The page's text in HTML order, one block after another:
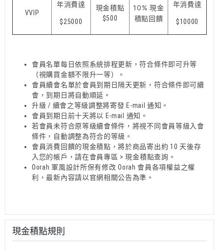
VVIP
年消費達
$25000
現金積點
$500
10% 現金
積點回饋
年消費達
$10000
會員名單每日依照系統排程更新，符合條件即可升等
（視購買金額不限升一等）。
會員續會名單於會員到期日隔天更新，符合條件即可續
會，到期日將自動順延。
升級 / 續會之等級調整將寄發 E-mail 通知。
會員到期日前十天將以 E-mail 通知。
若會員未符合原等級續會條件，將視不同會員等級入會
條件，自動調整為符合的等級。
會員消費回饋的現金積點，將於商品寄出約 10 天後存
入您的帳戶，請在會員專區 > 現金積點查詢。
Oorah 軍風設計所保有修改 Oorah 會員各項權益之權
利，最新內容請以官網相關公告為準。
現金積點規則